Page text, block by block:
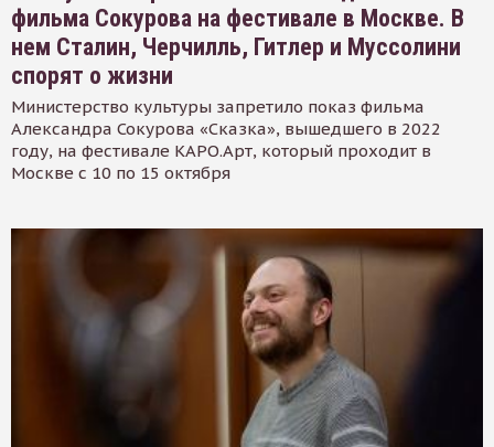
фильма Сокурова на фестивале в Москве. В
нем Сталин, Черчилль, Гитлер и Муссолини
спорят о жизни
Министерство культуры запретило показ фильма
Александра Сокурова «Сказка», вышедшего в 2022
году, на фестивале КАРО.Арт, который проходит в
Москве с 10 по 15 октября